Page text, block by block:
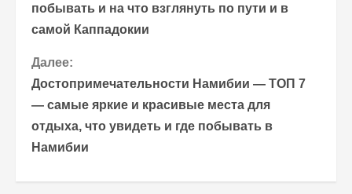
о
о
л
ж
и
побывать и на что взглянуть по пути и в
самой Каппадокии
Далее:
Достопримечательности Намибии — ТОП 7
— самые яркие и красивые места для
отдыха, что увидеть и где побывать в
Намибии